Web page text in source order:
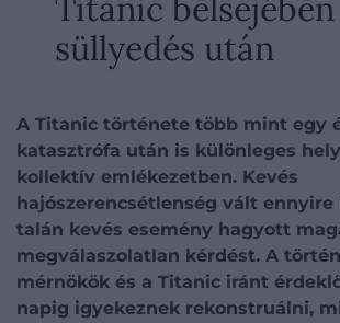
süllyedés után
A Titanic története több mint egy
katasztrófa után is különleges
kollektív emlékezetben. Kevés
hajószerencsétlenség vált ennyire
talán kevés esemény hagyott
megválaszolatlan kérdést. A
mérnökök és a Titanic iránt
napig igyekeznek rekonstruálni,